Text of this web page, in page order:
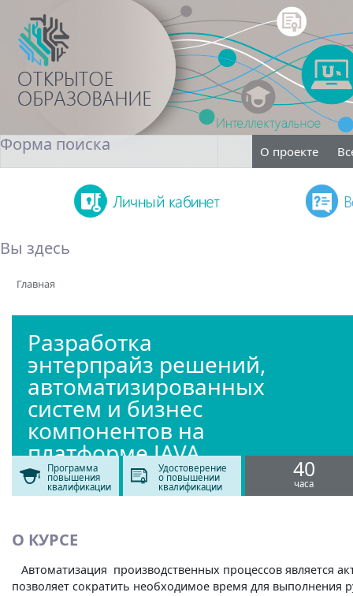
Форма поиска О проекте
Вы здесь
Главная
Разработка
энтерпрайз решений,
автоматизированных
систем и бизнес
компонентов на
платформе JAVA
ENTERPRISE
Программа
повышения
квалификации
Удостоверение
о повышении
квалификации
40
часа
О КУРСЕ
Автоматизация производственных процессов является
позволяет сократить необходимое время для выполнения